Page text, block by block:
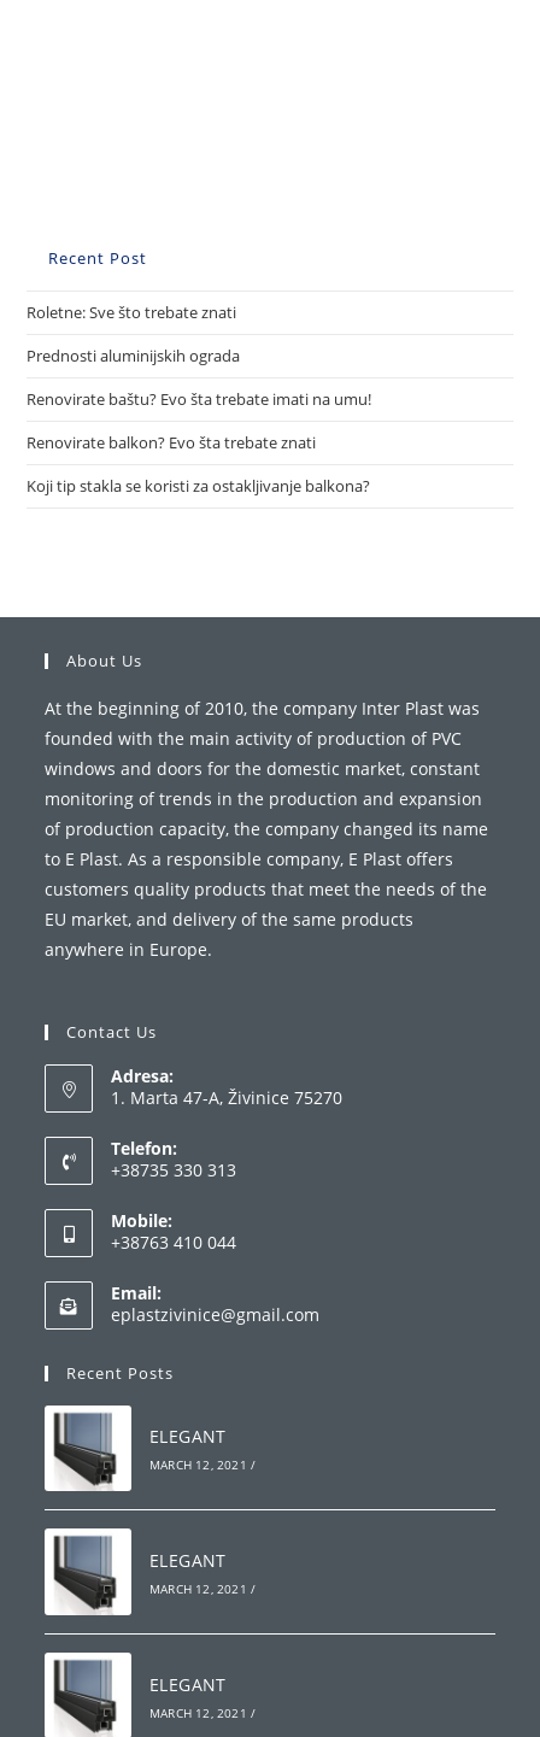
Recent Post
Roletne: Sve što trebate znati
Prednosti aluminijskih ograda
Renovirate baštu? Evo šta trebate imati na umu!
Renovirate balkon? Evo šta trebate znati
Koji tip stakla se koristi za ostakljivanje balkona?
About Us
At the beginning of 2010, the company Inter Plast was
founded with the main activity of production of PVC
windows and doors for the domestic market, constant
monitoring of trends in the production and expansion
of production capacity, the company changed its name
to E Plast. As a responsible company, E Plast offers
customers quality products that meet the needs of the
EU market, and delivery of the same products
anywhere in Europe.
Contact Us
Adresa:
1. Marta 47-A, Živinice 75270
Telefon:
+38735 330 313
in
your
application
Mobile:
+38763 410 044
in
your
Email:
eplastzivinice@gmail.com
Recent Posts
ELEGANT
MARCH 12, 2021 /
ELEGANT
MARCH 12, 2021 /
ELEGANT
MARCH 12, 2021 /